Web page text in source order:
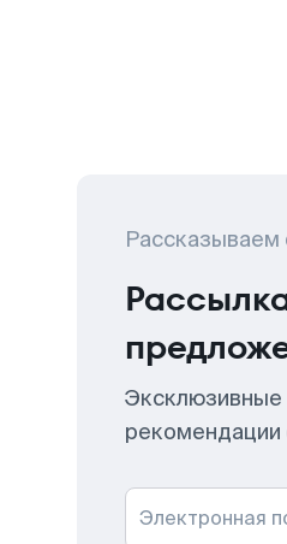
Рассказываем
Эксклюзивные
рекомендации
Электронная